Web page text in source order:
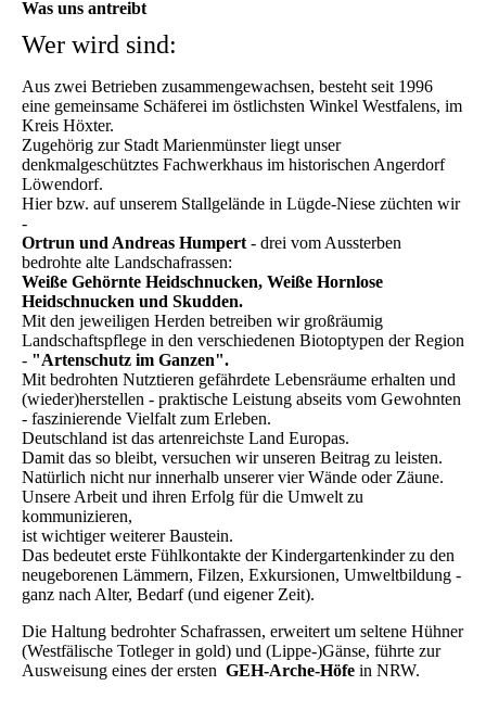
Was uns antreibt
Wer wird sind:
Aus zwei Betrieben zusammengewachsen, besteht seit 1996
eine gemeinsame Schäferei im östlichsten Winkel Westfalens, im
Kreis Höxter.
Zugehörig zur Stadt Marienmünster liegt unser
denkmalgeschütztes Fachwerkhaus im historischen Angerdorf
Löwendorf.
Hier bzw. auf unserem Stallgelände in Lügde-Niese züchten wir
-
Ortrun und Andreas Humpert - drei vom Aussterben
bedrohte alte Landschafrassen:
Weiße Gehörnte Heidschnucken, Weiße Hornlose
Heidschnucken und Skudden.
Mit den jeweiligen Herden betreiben wir großräumig
Landschaftspflege in den verschiedenen Biotoptypen der Region
- "Artenschutz im Ganzen".
Mit bedrohten Nutztieren gefährdete Lebensräume erhalten und
(wieder)herstellen - praktische Leistung abseits vom Gewohnten
- faszinierende Vielfalt zum Erleben.
Deutschland ist das artenreichste Land Europas.
Damit das so bleibt, versuchen wir unseren Beitrag zu leisten.
Natürlich nicht nur innerhalb unserer vier Wände oder Zäune.
Unsere Arbeit und ihren Erfolg für die Umwelt zu
kommunizieren,
ist wichtiger weiterer Baustein.
Das bedeutet erste Fühlkontakte der Kindergartenkinder zu den
neugeborenen Lämmern, Filzen, Exkursionen, Umweltbildung -
ganz nach Alter, Bedarf (und eigener Zeit).
Die Haltung bedrohter Schafrassen, erweitert um seltene Hühner
(Westfälische Totleger in gold) und (Lippe-)Gänse, führte zur
Ausweisung eines der ersten GEH-Arche-Höfe in NRW.